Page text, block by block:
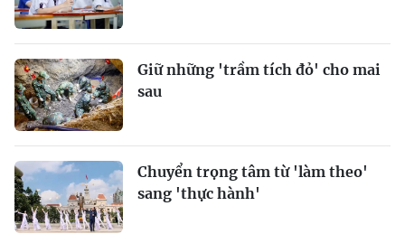
Giữ những 'trầm tích đỏ' cho mai
sau
Chuyển trọng tâm từ 'làm theo'
sang 'thực hành'